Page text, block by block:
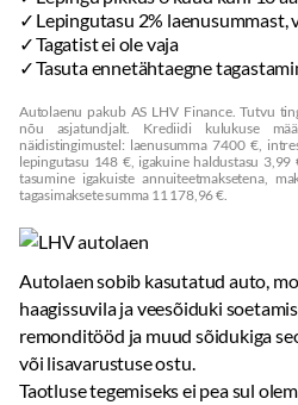
Lepingutasu 2% laenusummast,
Tagatist ei ole vaja
Tasuta ennetähtaegne
Autolaenu pakub AS LHV Finance. Tutvu
nõu asjatundjalt. Krediidi kulukuse
näidistingimustel: laenusumma 7400 €,
lepingutasu 148 €, igakuine haldustasu
tasumine igakuiste annuiteetmaksetena,
tagasimaksete summa 11 178,96 €.
Autolaen sobib kasutatud auto,
haagissuvila ja veesõiduki
remonditööd ja muud sõidukiga
või lisavarustuse ostu.
Taotluse tegemiseks ei pea sul